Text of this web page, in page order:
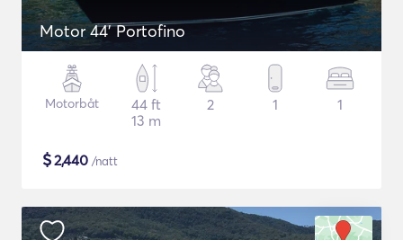
Motor 44' Portofino
Motorbåt
44 ft
13 m
2 1 1
$2,440 /natt